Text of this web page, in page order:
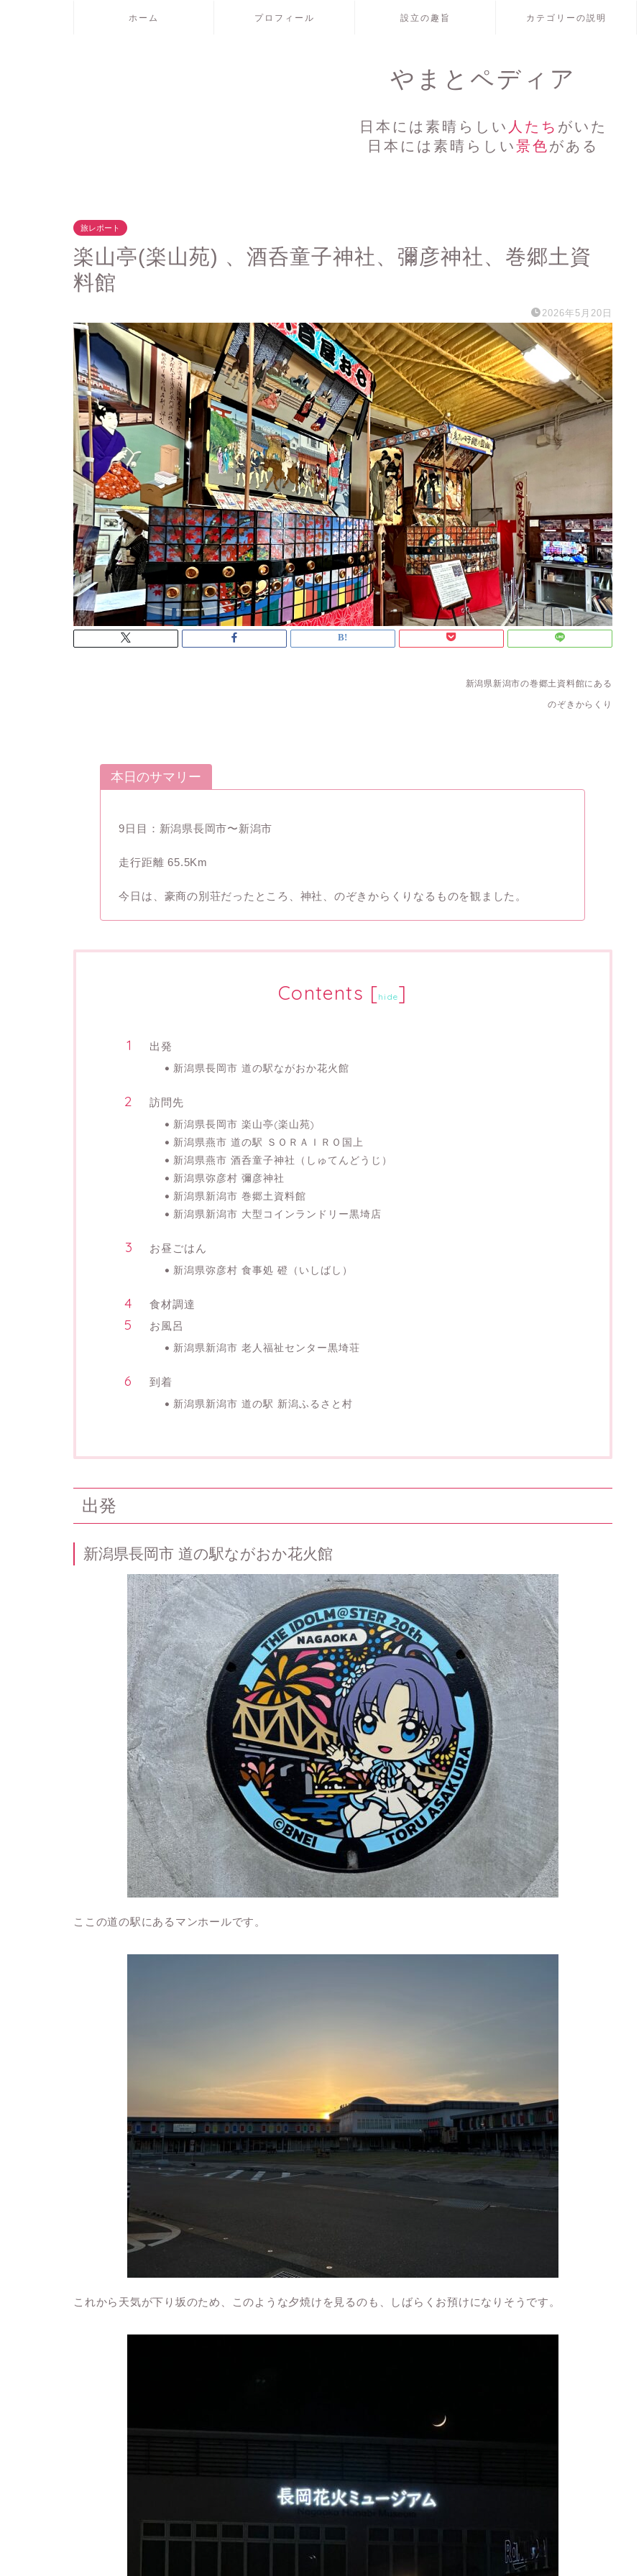
ホーム プロフィール 設立の趣旨 カテゴリーの説明
やまとペディア
日本には素晴らしい 人たち がいた
日本には素晴らしい景色がある
旅レポート
楽山亭(楽山苑) 、酒呑童子神社、彌彦神社、巻郷土資
料館
2026年5月20日
新潟県新潟市の巻郷土資料館にある
のぞきからくり
本日のサマリー
9日目：新潟県長岡市〜新潟市
走行距離 65.5Km
今日は、豪商の別荘だったところ、神社、のぞきからくりなるものを観ました。
Contents [hide]
出発
新潟県長岡市 道の駅ながおか花火館
訪問先
新潟県長岡市 楽山亭(楽山苑)
新潟県燕市 道の駅 ＳＯＲＡＩＲＯ国上
新潟県燕市 酒呑童子神社（しゅてんどうじ）
新潟県弥彦村 彌彦神社
新潟県新潟市 巻郷土資料館
新潟県新潟市 大型コインランドリー黒埼店
お昼ごはん
新潟県弥彦村 食事処 磴（いしばし）
食材調達
お風呂
新潟県新潟市 老人福祉センター黒埼荘
到着
新潟県新潟市 道の駅 新潟ふるさと村
出発
新潟県長岡市 道の駅ながおか花火館
ここの道の駅にあるマンホールです。
これから天気が下り坂のため、このような夕焼けを見るのも、しばらくお預けになりそうです。